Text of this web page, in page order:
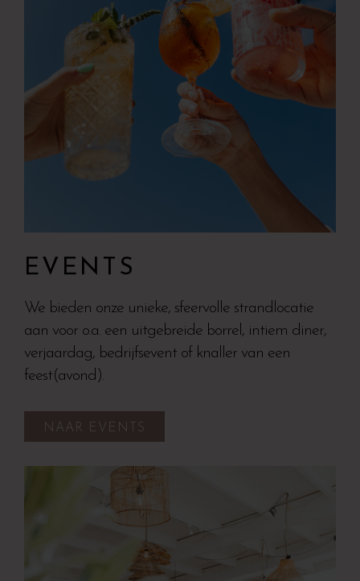
EVENTS
We bieden onze unieke, sfeervolle strandlocatie
aan voor o.a. een uitgebreide borrel, intiem diner,
verjaardag, bedrijfsevent of knaller van een
feest(avond).
NAAR EVENTS